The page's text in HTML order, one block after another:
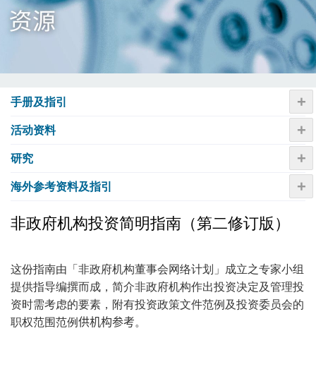
手册及指引 +
活动资​​料 +
研究 +
海外参考资料及指引 +
非政府机构投资简明指南（第二修订版）
这份指南由「非政府机构董事会网络计划」成立之专家小组
提供指导编撰而成，简介非政府机构作出投资决定及管理投
资时需考虑的要素，附有投资政策文件范例及投资委员会的
职权范围范例供机构参考。